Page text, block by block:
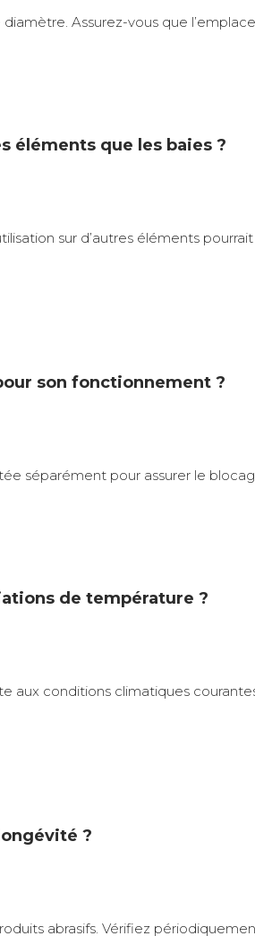
Assurez-vous que
éléments que les baies ?
sur d’autres éléments
son fonctionnement ?
séparément pour assurer le
de température ?
aux conditions climatiques
?
abrasifs. Vérifiez